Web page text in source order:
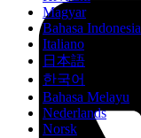
Magyar
Bahasa Indonesia
Italiano
日本語
한국어
Bahasa Melayu
Nederlands
Norsk